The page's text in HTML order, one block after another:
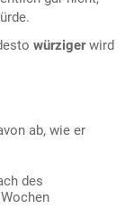
würzigerwird
ab, wie er
des